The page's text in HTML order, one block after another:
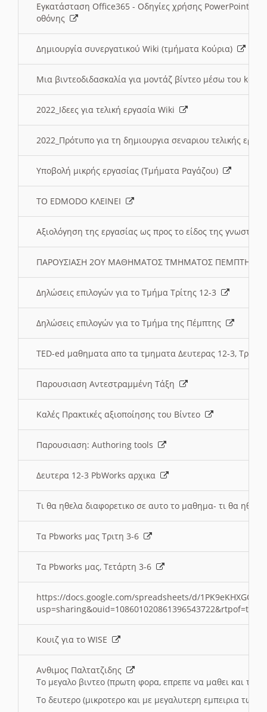
Εγκατάσταση Office365 - Οδηγίες χρήσης PowerPoint
οθόνης
Δημιουργία συνεργατικού Wiki (τμήματα Κούρια)
Μια βιντεοδιδασκαλία για μοντάζ βίντεο μέσω του
2022_Ιδεες για τελική εργασία Wiki
2022_Πρότυπο για τη δημιουργια σεναριου τελικής
Υποβολή μικρής εργασίας (Τμήματα Ραγάζου)
ΤΟ EDMODO ΚΛΕΙΝΕΙ
Αξιολόγηση της εργασίας ως προς το είδος της
ΠΑΡΟΥΣΙΑΣΗ 2ΟΥ ΜΑΘΗΜΑΤΟΣ ΤΜΗΜΑΤΟΣ
Δηλώσεις επιλογών για το Τμήμα Τρίτης 12-3
Δηλώσεις επιλογών για το Τμήμα της Πέμπτης
TED-ed μαθηματα απο τα τμηματα Δευτερας 12-3,
Παρουσιαση Αντεστραμμένη Τάξη
Καλές Πρακτικές αξιοποίησης του Βίντεο
Παρουσιαση: Authoring tools
Δευτερα 12-3 PbWorks αρχικα
Τι θα ηθελα διαφορετικο σε αυτο το μαθημα- τι θα
Τα Pbworks μας Τριτη 3-6
Τα Pbworks μας, Τετάρτη 3-6
https://docs.google.com/spreadsheets/d/
Κουιζ για το WISE
Ανθιμος Παλτατζιδης
Το μεγαλο βιντεο (πρωτη φορα, επρεπε να μαθει και το
Το δευτερο (μικροτερο και με μεγαλυτερη εμπειρια